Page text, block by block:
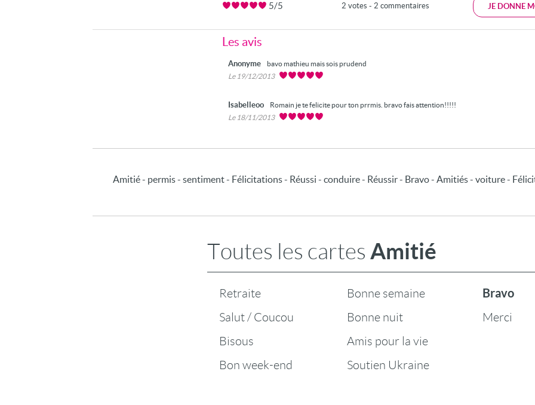
5/5 2 votes - 2 commentaires JE DONNE
Les avis
Anonyme
bavo mathieu mais sois prudend
Le 19/12/2013
Isabelleoo
Romain je te felicite pour ton prrmis. bravo fais attention!!!!!
Le 18/11/2013
Amitié - permis - sentiment - Félicitations - Réussi - conduire - Réussir - Bravo - Amitiés - voiture -
Toutes les cartes Amitié
Retraite
Salut / Coucou
Bisous
Bon week-end
Bonne semaine
Bonne nuit
Amis pour la vie
Soutien Ukraine
Bravo
Merci